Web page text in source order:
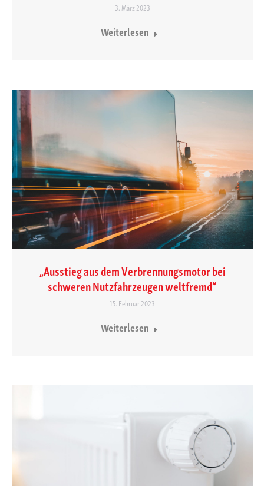
3. März 2023
Weiterlesen
„Ausstieg aus dem Verbrennungsmotor bei
schweren Nutzfahrzeugen weltfremd“
15. Februar 2023
Weiterlesen